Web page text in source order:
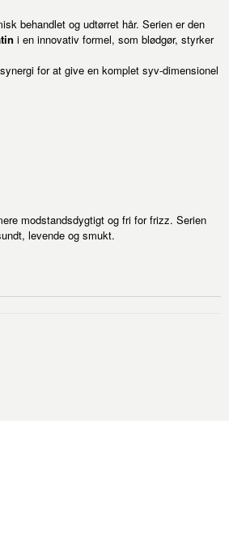
behandlet og udtørret hår. Serien er den
i en innovativ formel, som blødgør, styrker
for at give en komplet syv-dimensionel
modstandsdygtigt og fri for frizz. Serien
levende og smukt.